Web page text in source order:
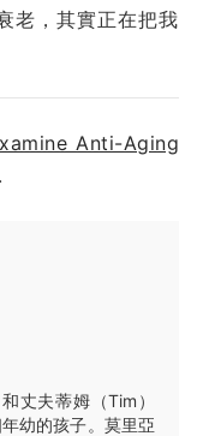
老，其實正在把我
Anti-Aging
.
丈夫蒂姆（Tim）
幼的孩子。莫里亞